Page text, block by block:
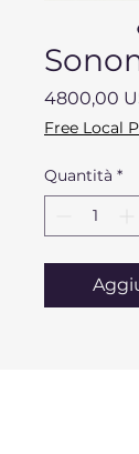
4800,00
Free Local
Quantità *